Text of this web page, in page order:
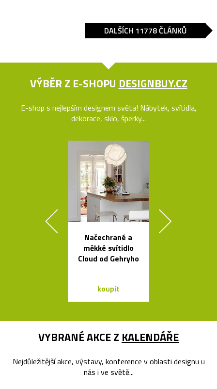
DALŠÍCH 11778 ČLÁNKŮ
VÝBĚR Z E-SHOPU DESIGNBUY.CZ
E-shop s nejlepším designem světa! Nábytek, svítidla,
dekorace, sklo, šperky...
Načechrané a
měkké svítidlo
Cloud od Gehryho
koupit
VYBRANÉ AKCE Z KALENDÁŘE
Nejdůležitější akce, výstavy, konference v oblasti designu u
nás i ve světě...